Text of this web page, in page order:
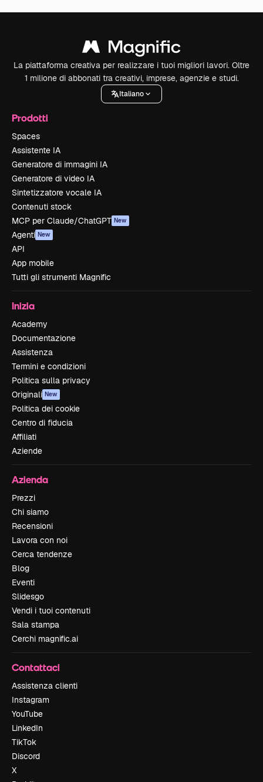
La piattaforma creativa per realizzare i tuoi migliori lavori. Oltre
1 milione di abbonati tra creativi, imprese, agenzie e studi.
Italiano
Prodotti
Spaces
Assistente IA
Generatore di immagini IA
Generatore di video IA
Sintetizzatore vocale IA
Contenuti stock
MCP per Claude/ChatGPT New
Agenti New
API
App mobile
Tutti gli strumenti Magnific
Inizia
Academy
Documentazione
Assistenza
Termini e condizioni
Politica sulla privacy
Originali New
Politica dei cookie
Centro di fiducia
Affiliati
Aziende
Azienda
Prezzi
Chi siamo
Recensioni
Lavora con noi
Cerca tendenze
Blog
Eventi
Slidesgo
Vendi i tuoi contenuti
Sala stampa
Cerchi magnific.ai
Contattaci
Assistenza clienti
Instagram
YouTube
LinkedIn
TikTok
Discord
X